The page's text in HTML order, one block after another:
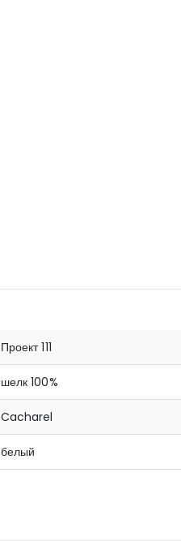
Проект 111
шелк 100%
Cacharel
белый